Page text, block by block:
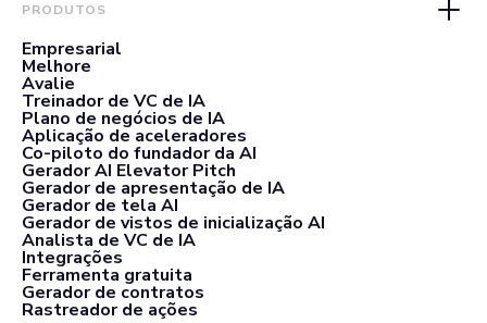
PRODUTOS
Empresarial
Melhore
Avalie
Treinador de VC de IA
Plano de negócios de IA
Aplicação de aceleradores
Co-piloto do fundador da AI
Gerador AI Elevator Pitch
Gerador de apresentação de IA
Gerador de tela AI
Gerador de vistos de inicialização AI
Analista de VC de IA
Integrações
Ferramenta gratuita
Gerador de contratos
Rastreador de ações